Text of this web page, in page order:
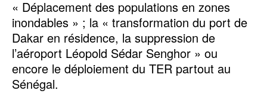
« Déplacement des populations en zones
inondables » ; la « transformation du port de
Dakar en résidence, la suppression de
l’aéroport Léopold Sédar Senghor » ou
encore le déploiement du TER partout au
Sénégal.